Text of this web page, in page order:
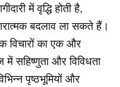
में वृद्धि होती है,
बदलाव ला सकते हैं।
विचारों का एक और
सहिष्णुता और विविधता
पृष्ठभूमियों और